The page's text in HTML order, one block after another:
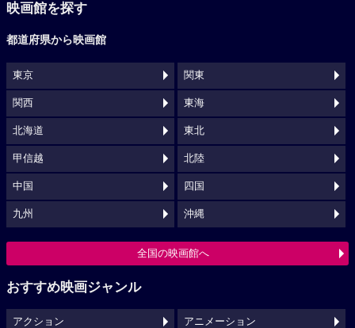
映画館を探す
都道府県から映画館
東京 関東
関西 東海
北海道 東北
甲信越 北陸
中国 四国
九州 沖縄
全国の映画館へ
おすすめ映画ジャンル
アクション アニメーション